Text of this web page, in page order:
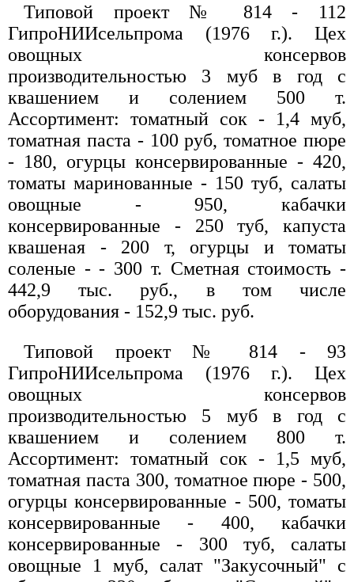
Типовой проект № 814 - 112
ГипроНИИсельпрома (1976 г.). Цех
овощных консервов
производительностью 3 муб в год с
квашением и солением 500 т.
Ассортимент: томатный сок - 1,4 муб,
томатная паста - 100 руб, томатное пюре
- 180, огурцы консервированные - 420,
томаты маринованные - 150 туб, салаты
овощные - 950, кабачки
консервированные - 250 туб, капуста
квашеная - 200 т, огурцы и томаты
соленые - - 300 т. Сметная стоимость -
442,9 тыс. руб., в том числе
оборудования - 152,9 тыс. руб.
Типовой проект № 814 - 93
ГипроНИИсельпрома (1976 г.). Цех
овощных консервов
производительностью 5 муб в год с
квашением и солением 800 т.
Ассортимент: томатный сок - 1,5 муб,
томатная паста 300, томатное пюре - 500,
огурцы консервированные - 500, томаты
консервированные - 400, кабачки
консервированные - 300 туб, салаты
овощные 1 муб, салат "Закусочный" с